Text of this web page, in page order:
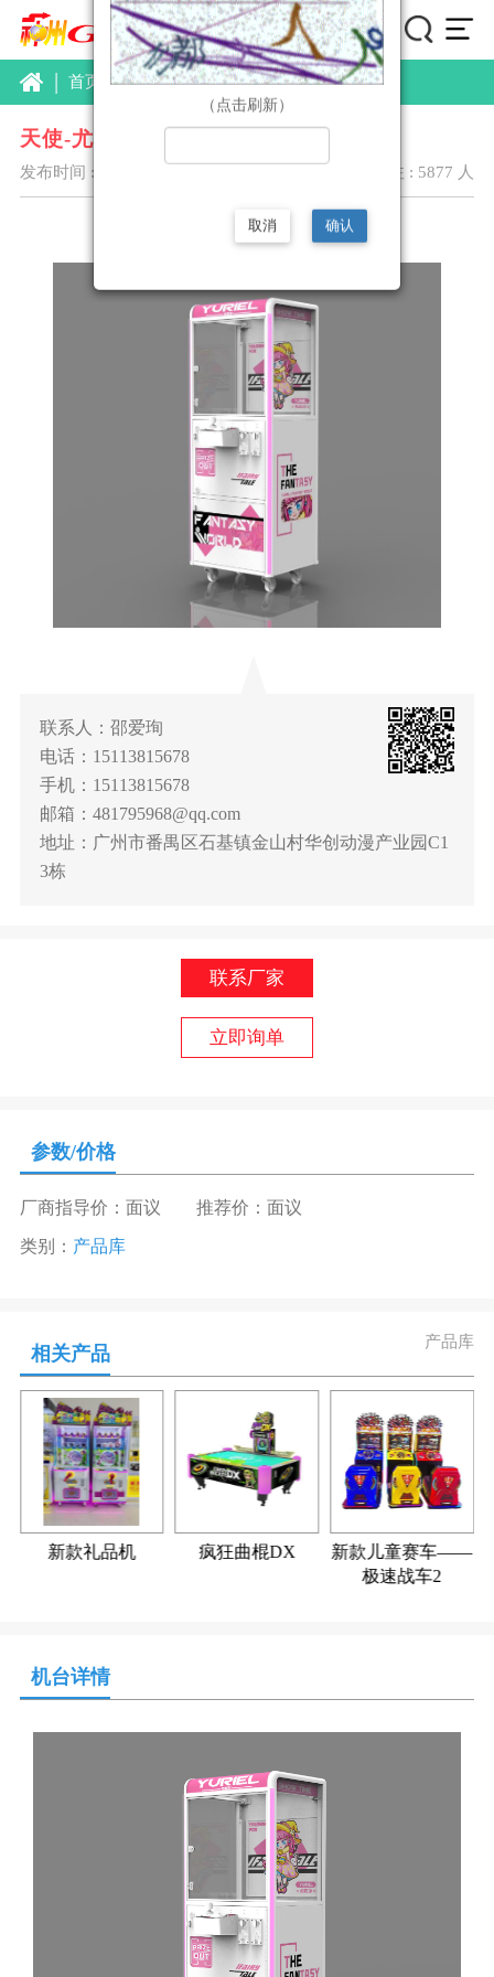
| 首页 产品中心 产品库 详情
天使-尤莉尔
发布时间 :2021/10/22 10:32:07 关注 : 5877 人
联系人：邵爱珣
电话：15113815678
手机：15113815678
邮箱：481795968@qq.com
地址：广州市番禺区石基镇金山村华创动漫产业园C1
3栋
联系厂家
立即询单
参数/价格
厂商指导价：面议 推荐价：面议
类别： 产品库
相关产品
产品库
新款礼品机 疯狂曲棍DX
新款儿童赛车——
极速战车2
机台详情
（点击刷新）
取消 确认